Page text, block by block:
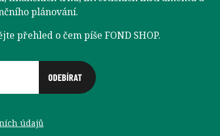
plánování.
přehled o čem píše FOND SHOP.
údajů